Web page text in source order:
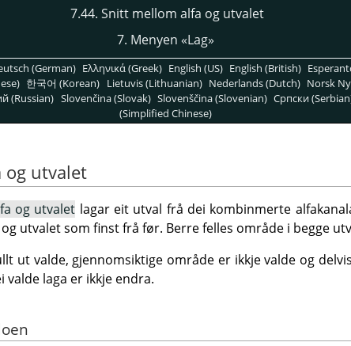
7.44. Snitt mellom alfa og utvalet
7. Menyen «Lag»
(German) Ελληνικά (Greek) English (US) English (British)
한국어 (Korean) Lietuvis (Lithuanian) Nederlands (Dutch) Norsk
(Russian) Slovenčina (Slovak) Slovenščina (Slovenian) Српски
(Simplified Chinese)
og utvalet
og utvalet lagar eit utval frå dei kombinmerte
utvalet som finst frå før. Berre felles område i begge
ut valde, gjennomsiktige område er ikkje valde og
valde laga er ikkje endra.